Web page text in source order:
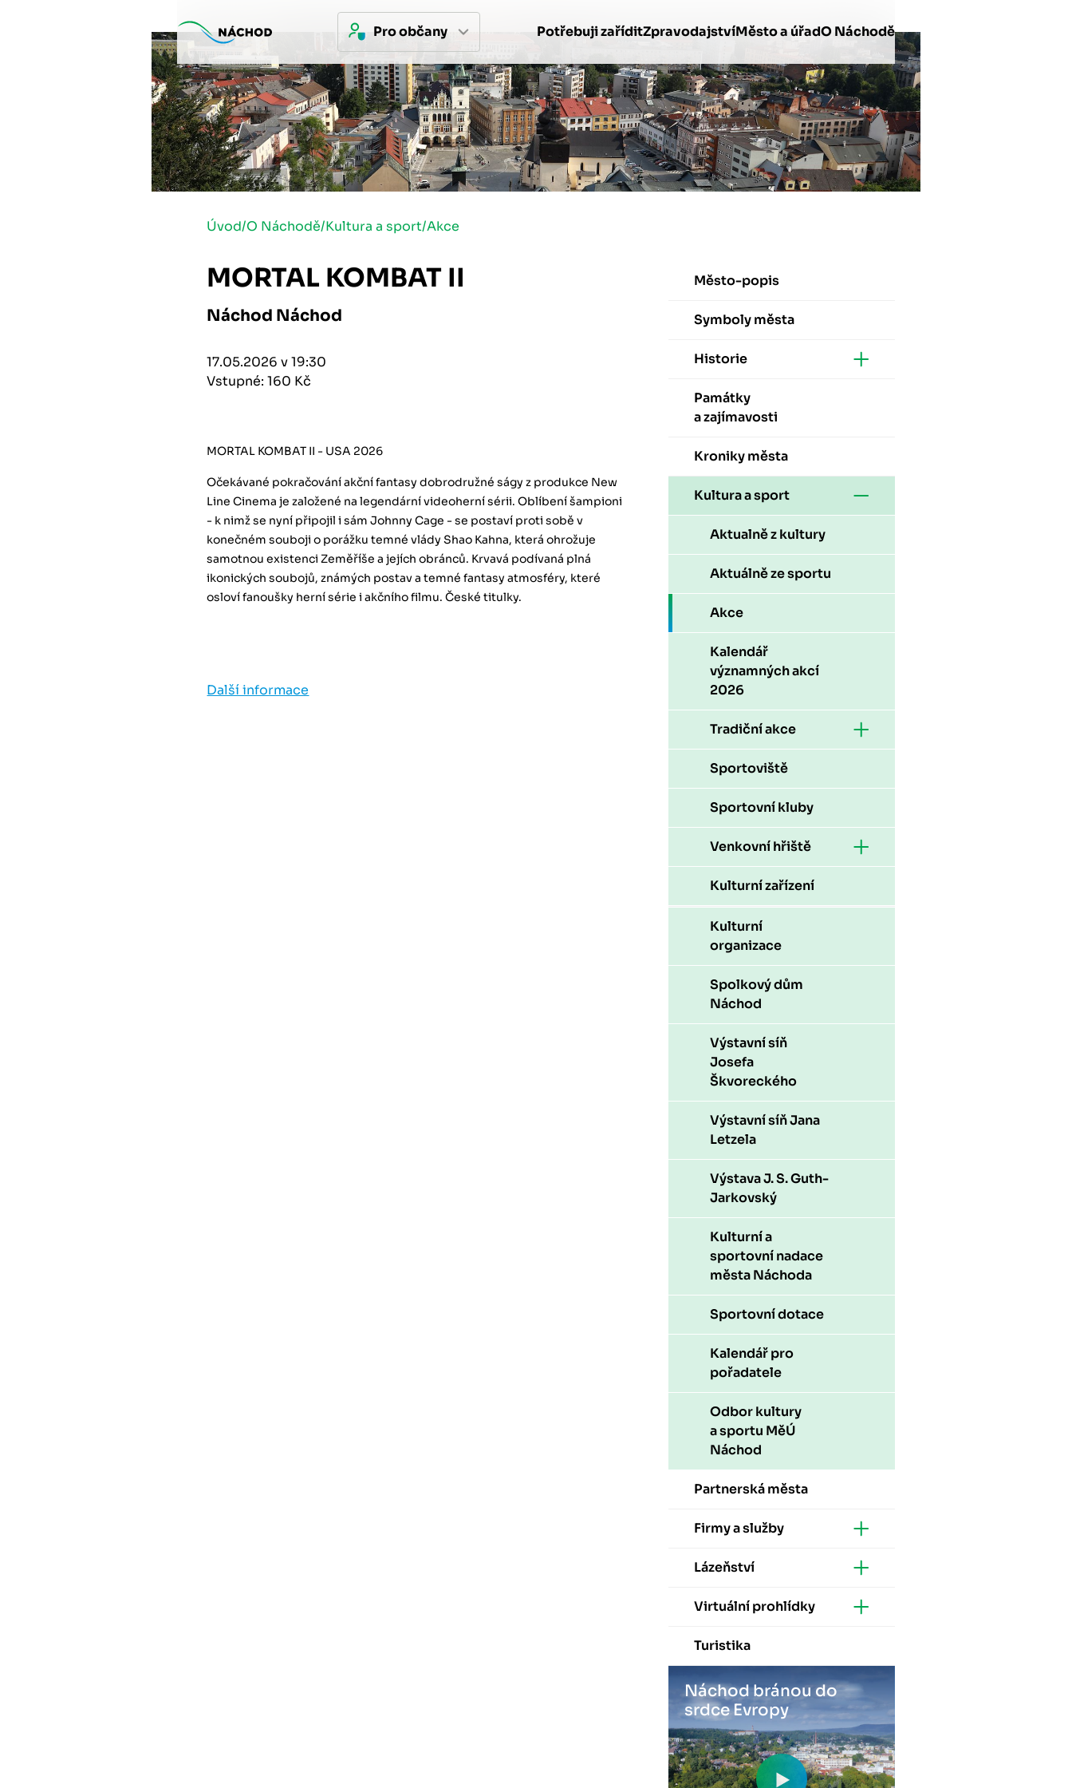
Pro občany Potřebuji zaříditZpravodajstvíMěsto a úřadO Náchodě
Úvod/O Náchodě/Kultura a sport/Akce
MORTAL KOMBAT II
Náchod Náchod
17.05.2026 v 19:30
Vstupné: 160 Kč
MORTAL KOMBAT II - USA 2026
Očekávané pokračování akční fantasy dobrodružné ságy z produkce New
Line Cinema je založené na legendární videoherní sérii. Oblíbení šampioni
- k nimž se nyní připojil i sám Johnny Cage - se postaví proti sobě v
konečném souboji o porážku temné vlády Shao Kahna, která ohrožuje
samotnou existenci Zeměříše a jejích obránců. Krvavá podívaná plná
ikonických soubojů, známých postav a temné fantasy atmosféry, které
osloví fanoušky herní série i akčního filmu. České titulky.
Další informace
Město-popis
Symboly města
Historie
Památky
a zajímavosti
Kroniky města
Kultura a sport
Aktualně z kultury
Aktuálně ze sportu
Akce
Kalendář
významných akcí
2026
Tradiční akce
Sportoviště
Sportovní kluby
Venkovní hřiště
Kulturní zařízení
Kulturní
organizace
Spolkový dům
Náchod
Výstavní síň
Josefa
Škvoreckého
Výstavní síň Jana
Letzela
Výstava J. S. Guth-
Jarkovský
Kulturní a
sportovní nadace
města Náchoda
Sportovní dotace
Kalendář pro
pořadatele
Odbor kultury
a sportu MěÚ
Náchod
Partnerská města
Firmy a služby
Lázeňství
Virtuální prohlídky
Turistika
Náchod bránou do
srdce Evropy